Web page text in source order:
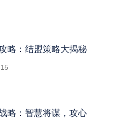
略：结盟策略大揭秘
略：智慧将谋，攻心